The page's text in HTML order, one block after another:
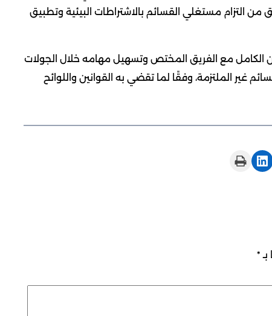
من التزام مستغلي القسائم بالاشتراطات البيئية وتطبيق
الكامل مع الفريق المختص وتسهيل مهامه خلال الجولات
غير الملتزمة، وفقًا لما تقضي به القوانين واللوائح
Share on LinkedIn
Print this Page
*